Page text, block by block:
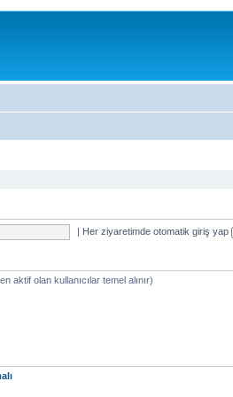
| Her ziyaretimde otomatik giriş yap
aktif olan kullanıcılar temel alınır)